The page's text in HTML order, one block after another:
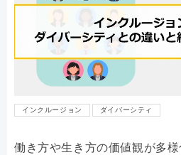
インクルージョン ダイバーシティ
働き方や生き方の価値観が多